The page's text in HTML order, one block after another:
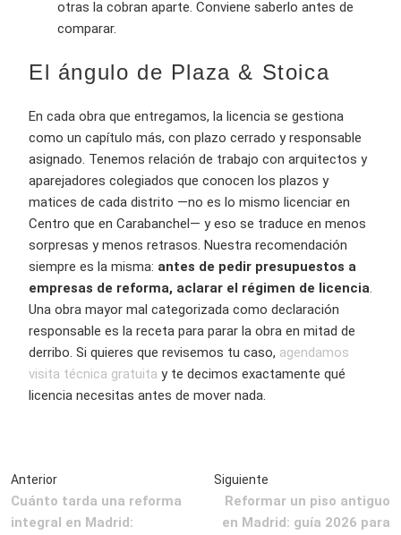
otras la cobran aparte. Conviene saberlo antes de
comparar.
El ángulo de Plaza & Stoica
En cada obra que entregamos, la licencia se gestiona
como un capítulo más, con plazo cerrado y responsable
asignado. Tenemos relación de trabajo con arquitectos y
aparejadores colegiados que conocen los plazos y
matices de cada distrito —no es lo mismo licenciar en
Centro que en Carabanchel— y eso se traduce en menos
sorpresas y menos retrasos. Nuestra recomendación
siempre es la misma: antes de pedir presupuestos a
empresas de reforma, aclarar el régimen de licencia.
Una obra mayor mal categorizada como declaración
responsable es la receta para parar la obra en mitad de
derribo. Si quieres que revisemos tu caso, agendamos
visita técnica gratuita y te decimos exactamente qué
licencia necesitas antes de mover nada.
Cuánto tarda una reforma
integral en Madrid:
Reformar un piso antiguo
en Madrid: guía 2026 para